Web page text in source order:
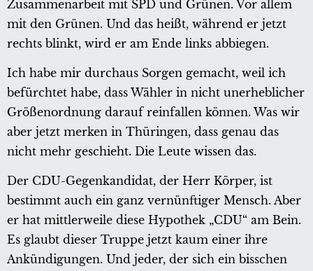
Zusammenarbeit mit SPD und Grünen. Vor allem
mit den Grünen. Und das heißt, während er jetzt
rechts blinkt, wird er am Ende links abbiegen.
Ich habe mir durchaus Sorgen gemacht, weil ich
befürchtet habe, dass Wähler in nicht unerheblicher
Größenordnung darauf reinfallen können. Was wir
aber jetzt merken in Thüringen, dass genau das
nicht mehr geschieht. Die Leute wissen das.
Der CDU-Gegenkandidat, der Herr Körper, ist
bestimmt auch ein ganz vernünftiger Mensch. Aber
er hat mittlerweile diese Hypothek „CDU“ am Bein.
Es glaubt dieser Truppe jetzt kaum einer ihre
Ankündigungen. Und jeder, der sich ein bisschen